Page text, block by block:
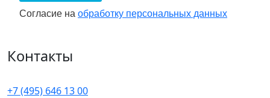
Заполните форму обращения
свяжутся с уточнением деталей.
Получите прайс-лист
Согласие на обработку персональных
Согласие на обработку персональных данных
Контакты
+7 (495) 646 13 00